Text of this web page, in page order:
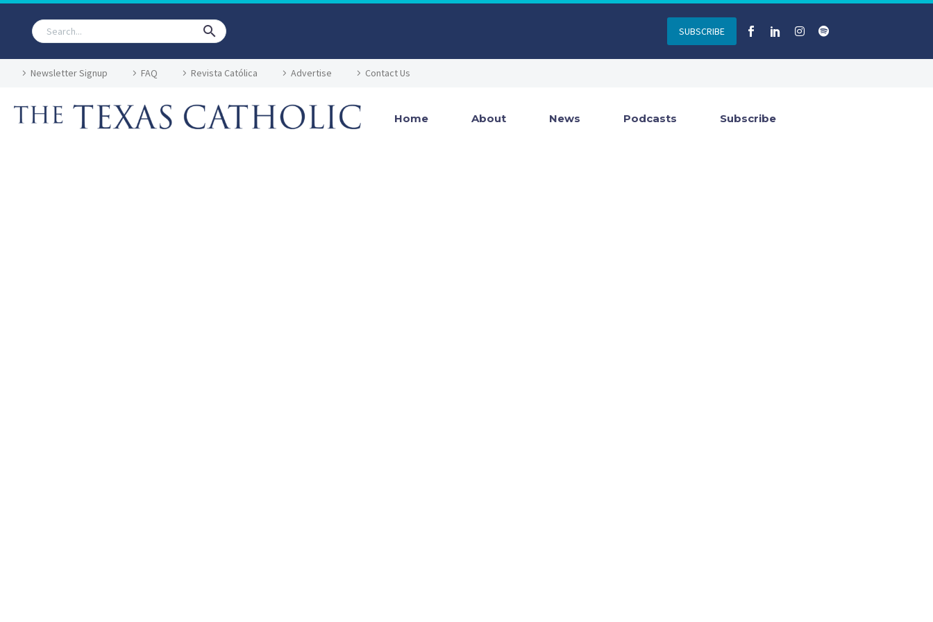
SUBSCRIBE
Newsletter Signup FAQ Revista Católica Advertise Contact Us
Home About News Podcasts Subscribe